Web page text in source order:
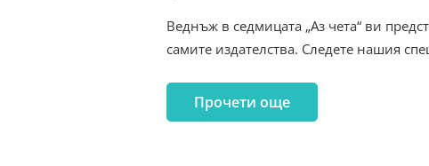
Веднъж в седмицата „Аз чета“ ви
самите издателства. Следете нашия
Прочети още